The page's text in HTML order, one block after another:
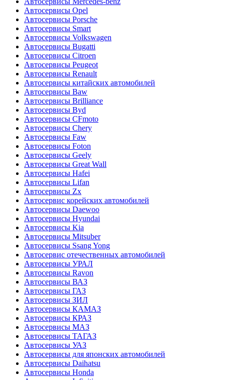
Автосервисы Opel
Автосервисы Porsche
Автосервисы Smart
Автосервисы Volkswagen
Автосервисы Bugatti
Автосервисы Citroen
Автосервисы Peugeot
Автосервисы Renault
Автосервисы китайских автомобилей
Автосервисы Baw
Автосервисы Brilliance
Автосервисы Byd
Автосервисы CFmoto
Автосервисы Chery
Автосервисы Faw
Автосервисы Foton
Автосервисы Geely
Автосервисы Great Wall
Автосервисы Hafei
Автосервисы Lifan
Автосервисы Zx
Автосервис корейских автомобилей
Автосервисы Daewoo
Автосервисы Hyundai
Автосервисы Kia
Автосервисы Mitsuber
Автосервисы Ssang Yong
Автосервис отечественных автомобилей
Автосервисы УРАЛ
Автосервисы Ravon
Автосервисы ВАЗ
Автосервисы ГАЗ
Автосервисы ЗИЛ
Автосервисы КАМАЗ
Автосервисы КРАЗ
Автосервисы МАЗ
Автосервисы ТАГАЗ
Автосервисы УАЗ
Автосервисы для японских автомобилей
Автосервисы Daihatsu
Автосервисы Honda